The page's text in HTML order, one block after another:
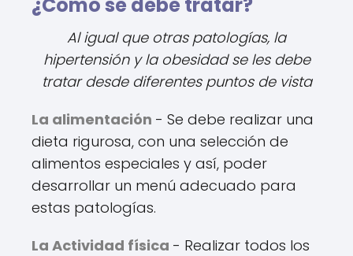
Al igual que otras patologías, la
hipertensión y la obesidad se les debe
tratar desde diferentes puntos de vista
La alimentación - Se debe realizar una
dieta rigurosa, con una selección de
alimentos especiales y así, poder
desarrollar un menú adecuado para
estas patologías.
La Actividad física - Realizar todos los